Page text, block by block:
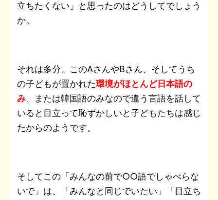
立ちたくない」と思ったのはどうしてでしょう
か。
それは多分、このAさんやBさん、そしてうち
の子どもが置かれた環境がほとんど日本語の
み、または韓国語のみなので違う言語を話して
いると目立って恥ずかしいと子どもたちは感じ
たからのようです。
そしてこの「みんなの前で○○語でしゃべらな
いで」は、「みんなと同じでいたい」「目立ち